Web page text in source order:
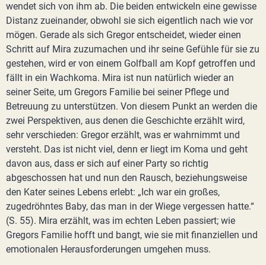
wendet sich von ihm ab. Die beiden entwickeln eine gewisse
Distanz zueinander, obwohl sie sich eigentlich nach wie vor
mögen. Gerade als sich Gregor entscheidet, wieder einen
Schritt auf Mira zuzumachen und ihr seine Gefühle für sie zu
gestehen, wird er von einem Golfball am Kopf getroffen und
fällt in ein Wachkoma. Mira ist nun natürlich wieder an
seiner Seite, um Gregors Familie bei seiner Pflege und
Betreuung zu unterstützen. Von diesem Punkt an werden die
zwei Perspektiven, aus denen die Geschichte erzählt wird,
sehr verschieden: Gregor erzählt, was er wahrnimmt und
versteht. Das ist nicht viel, denn er liegt im Koma und geht
davon aus, dass er sich auf einer Party so richtig
abgeschossen hat und nun den Rausch, beziehungsweise
den Kater seines Lebens erlebt: „Ich war ein großes,
zugedröhntes Baby, das man in der Wiege vergessen hatte.“
(S. 55). Mira erzählt, was im echten Leben passiert; wie
Gregors Familie hofft und bangt, wie sie mit finanziellen und
emotionalen Herausforderungen umgehen muss.